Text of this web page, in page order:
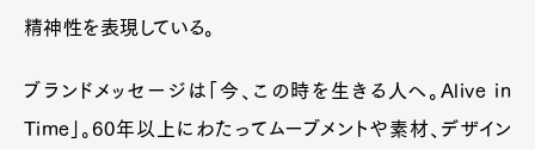
精神性を表現している。
ブランドメッセージは「今、この時を生きる人へ。Alive in
Time」。60年以上にわたってムーブメントや素材、デザイン